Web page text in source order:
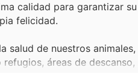
calidad para garantizar su
felicidad.
salud de nuestros animales,
áreas de descanso,